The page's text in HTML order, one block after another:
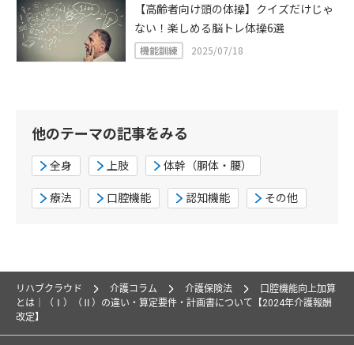
【高齢者向け頭の体操】クイズだけじゃ
ない！楽しめる脳トレ体操6選
機能訓練 2025/07/18
他のテーマの記事をみる
全身 上肢 体幹（胴体・腰）
療法 口腔機能 認知機能 その他
リハブクラウド 介護コラム 介護保険法
口腔機能向上加算
とは｜（Ⅰ）（Ⅱ）の違い・算定要件・計画書について【2024年介護報酬
改定】